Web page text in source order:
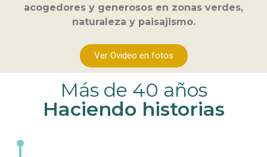
acogedores y generosos en zonas verdes,
naturaleza y paisajismo.
Ver Ovideo en fotos
Más de 40 años
Haciendo historias